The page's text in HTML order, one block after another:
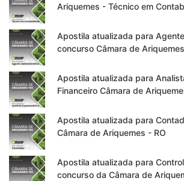
Ariquemes - Técnico em
Apostila atualizada para
concurso Câmara de
Apostila atualizada para
Financeiro Câmara de
Apostila atualizada para
Câmara de Ariquemes - RO
Apostila atualizada para
concurso da Câmara de